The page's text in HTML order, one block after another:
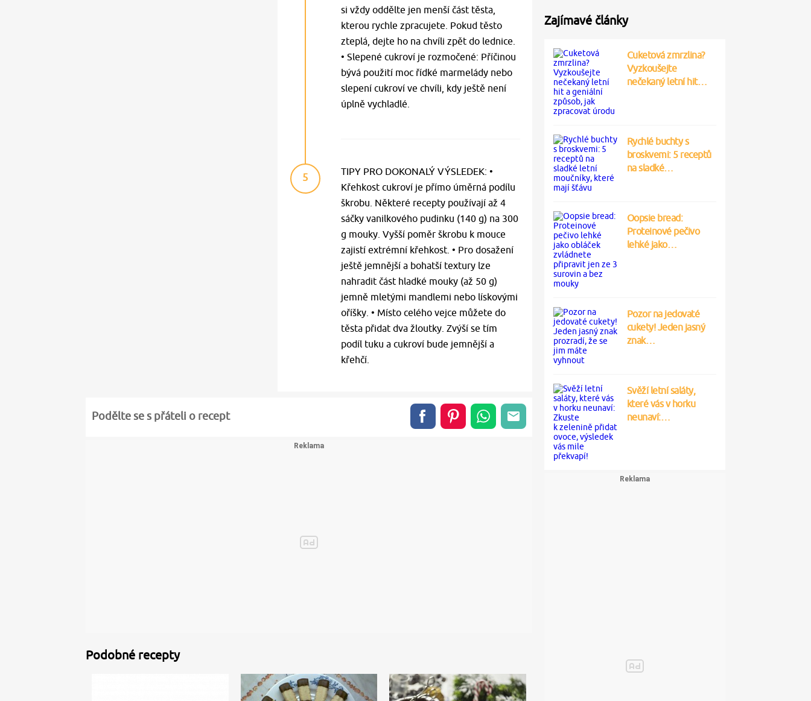
si vždy oddělte jen menší část těsta,
kterou rychle zpracujete. Pokud těsto
zteplá, dejte ho na chvíli zpět do lednice.
• Slepené cukroví je rozmočené: Příčinou
bývá použití moc řídké marmelády nebo
slepení cukroví ve chvíli, kdy ještě není
úplně vychladlé.
5
TIPY PRO DOKONALÝ VÝSLEDEK: •
Křehkost cukroví je přímo úměrná podílu
škrobu. Některé recepty používají až 4
sáčky vanilkového pudinku (140 g) na 300
g mouky. Vyšší poměr škrobu k mouce
zajistí extrémní křehkost. • Pro dosažení
ještě jemnější a bohatší textury lze
nahradit část hladké mouky (až 50 g)
jemně mletými mandlemi nebo lískovými
oříšky. • Místo celého vejce můžete do
těsta přidat dva žloutky. Zvýší se tím
podíl tuku a cukroví bude jemnější a
křehčí.
Podělte se s přáteli o recept
Podobné recepty
Zajímavé články
Cuketová zmrzlina?
Vyzkoušejte
nečekaný letní hit…
Rychlé buchty s
broskvemi: 5 receptů
na sladké…
Oopsie bread:
Proteinové pečivo
lehké jako…
Pozor na jedovaté
cukety! Jeden jasný
znak…
Svěží letní saláty,
které vás v horku
neunaví:…